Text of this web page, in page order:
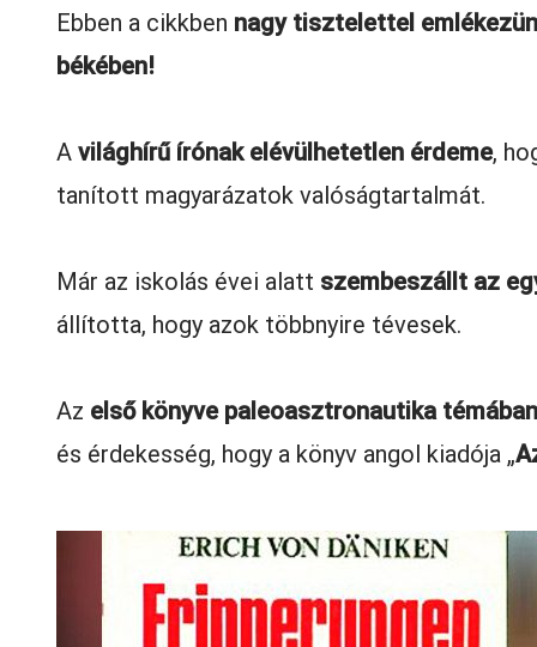
Ebben a cikkben nagy tisztelettel
békében!
A világhírű írónak elévülhetetlen érdeme,
tanított magyarázatok valóságtartalmát.
Már az iskolás évei alatt szembeszállt az
állította, hogy azok többnyire tévesek.
Az első könyve paleoasztronautika
és érdekesség, hogy a könyv angol kiadója „